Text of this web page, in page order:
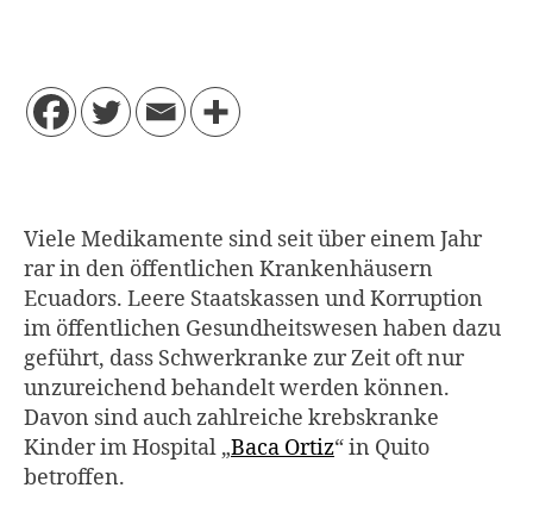
Viele Medikamente sind seit über einem Jahr
rar in den öffentlichen Krankenhäusern
Ecuadors. Leere Staatskassen und Korruption
im öffentlichen Gesundheitswesen haben dazu
geführt, dass Schwerkranke zur Zeit oft nur
unzureichend behandelt werden können.
Davon sind auch zahlreiche krebskranke
Kinder im Hospital „Baca Ortiz“ in Quito
betroffen.